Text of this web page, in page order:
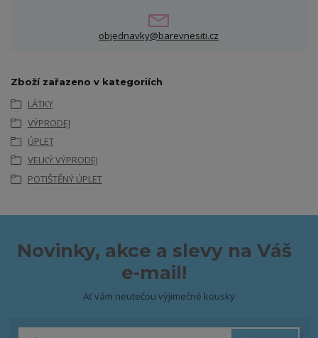
objednavky@barevnesiti.cz
Zboží zařazeno v kategoriích
LÁTKY
VÝPRODEJ
ÚPLET
VELKÝ VÝPRODEJ
POTIŠTĚNÝ ÚPLET
Novinky, akce a slevy na Váš
e-mail!
Ať vám neutečou výjimečné kousky